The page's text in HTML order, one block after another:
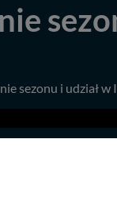
sezonu i udział w